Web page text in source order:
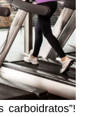
carboidratos”!